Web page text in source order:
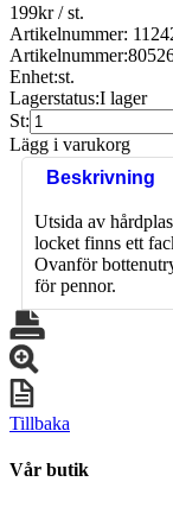
199kr/ st.
Artikelnummer:
Artikelnummer:
Enhet:st.
Lagerstatus:I lager
St:
Lägg i varukorg
Beskrivning
Utsida av
locket finns ett
Ovanför
för pennor.
Tillbaka
Vår butik